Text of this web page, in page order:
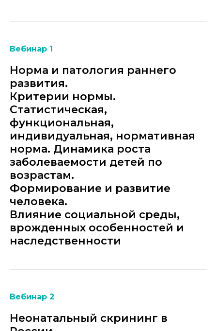
Вебинар 1
Норма и патология раннего
развития.
Критерии нормы.
Статистическая,
функциональная,
индивидуальная, нормативная
норма. Динамика роста
заболеваемости детей по
возрастам.
Формирование и развитие
человека.
Влияние социальной среды,
врожденных особенностей и
наследственности
Вебинар 2
Неонатальный скрининг в